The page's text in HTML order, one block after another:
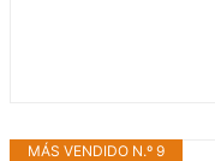
MÁS VENDIDO N.º 9